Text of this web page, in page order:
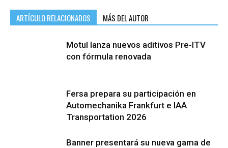
ARTÍCULO RELACIONADOS MÁS DEL AUTOR
Motul lanza nuevos aditivos Pre-ITV
con fórmula renovada
Fersa prepara su participación en
Automechanika Frankfurt e IAA
Transportation 2026
Banner presentará su nueva gama de